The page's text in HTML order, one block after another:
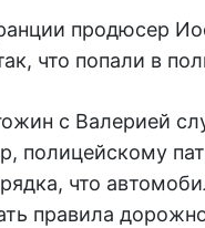
продюсер
что попали в
с Валерией
полицейскому
что
правила